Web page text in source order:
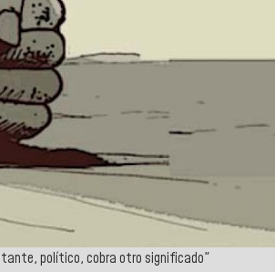
político, cobra otro significado"